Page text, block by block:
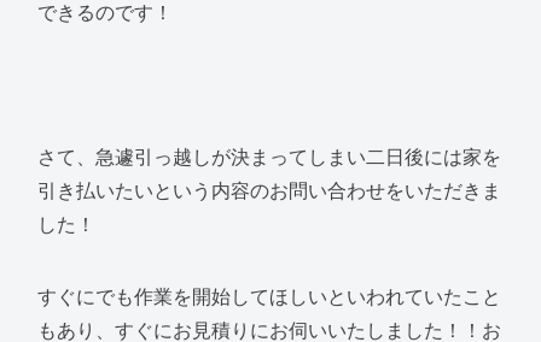
できるのです！
さて、急遽引っ越しが決まってしまい二日後には家を
引き払いたいという内容のお問い合わせをいただきま
した！
すぐにでも作業を開始してほしいといわれていたこと
もあり、すぐにお見積りにお伺いいたしました！！お